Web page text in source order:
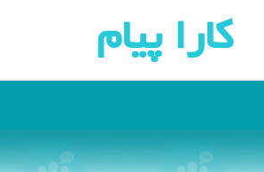
كارا پیام